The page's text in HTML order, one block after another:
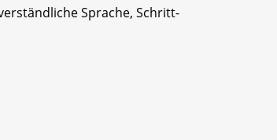
Sprache, Schritt-